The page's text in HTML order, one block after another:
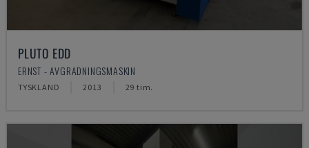
PLUTO EDD
ERNST - AVGRADNINGSMASKIN
TYSKLAND 2013 29 tim.